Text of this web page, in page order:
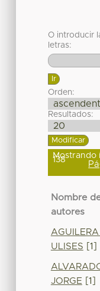
O introducir
letras:
Orden:
Resultados:
Mostrando
138
Nombre
autores
AGUILERA
ULISES [1]
JORGE [1]